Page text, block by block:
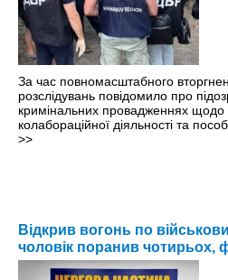
За час повномасштабного
розслідувань повідомило про
кримінальних провадженнях щодо
колабораційної діяльності та
>>
Відкрив вогонь по
чоловік поранив чотирьох,